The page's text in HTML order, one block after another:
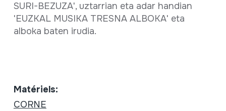
SURI-BEZUZA', uztarrian eta adar handian
'EUZKAL MUSIKA TRESNA ALBOKA' eta
alboka baten irudia.
Matériels:
CORNE